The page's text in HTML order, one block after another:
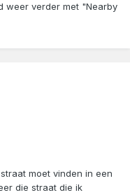
weer verder met "Nearby
moet vinden in een
die straat die ik